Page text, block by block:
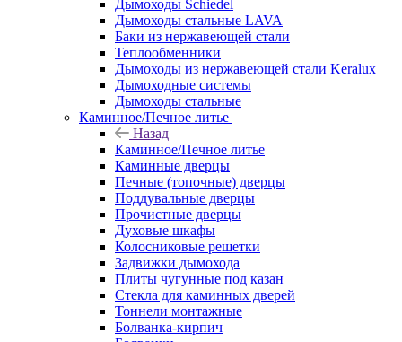
Дымоходы Schiedel
Дымоходы стальные LAVA
Баки из нержавеющей стали
Теплообменники
Дымоходы из нержавеющей стали Keralux
Дымоходные системы
Дымоходы стальные
Каминное/Печное литье
Назад
Каминное/Печное литье
Каминные дверцы
Печные (топочные) дверцы
Поддувальные дверцы
Прочистные дверцы
Духовые шкафы
Колосниковые решетки
Задвижки дымохода
Плиты чугунные под казан
Стекла для каминных дверей
Тоннели монтажные
Болванка-кирпич